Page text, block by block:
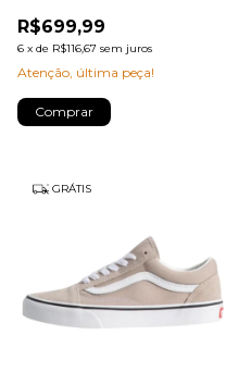
R$699,99
6 x de R$116,67 sem juros
Atenção, última peça!
Comprar
GRÁTIS